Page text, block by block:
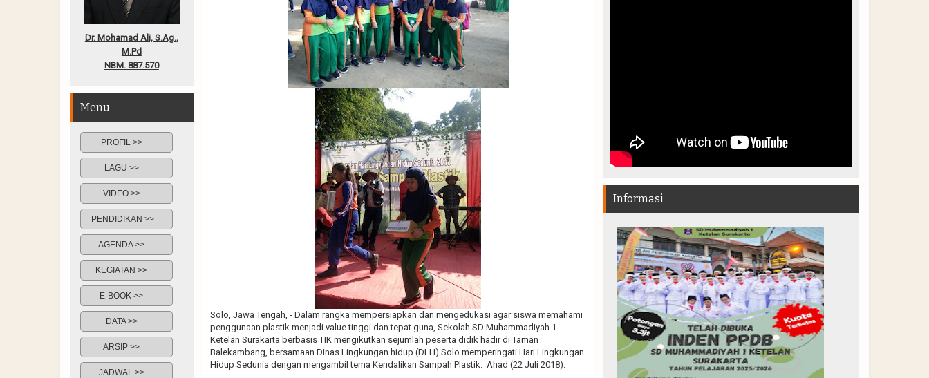
Solo, Jawa Tengah, - Dalam rangka mempersiapkan dan mengedukasi agar siswa memahami
penggunaan plastik menjadi value tinggi dan tepat guna, Sekolah SD Muhammadiyah 1
Ketelan Surakarta berbasis TIK mengikutkan sejumlah peserta didik hadir di Taman
Balekambang, bersamaan Dinas Lingkungan hidup (DLH) Solo memperingati Hari Lingkungan
Hidup Sedunia dengan mengambil tema Kendalikan Sampah Plastik. Ahad (22 Juli 2018).
Dr. Mohamad Ali, S.Ag.,
M.Pd
NBM. 887.570
Menu
PROFIL >>
LAGU >>
VIDEO >>
PENDIDIKAN >>
AGENDA >>
KEGIATAN >>
E-BOOK >>
DATA >>
ARSIP >>
JADWAL >>
Informasi